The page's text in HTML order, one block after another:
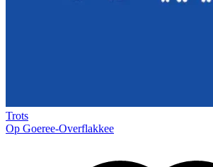
Trots
Op Goeree-Overflakkee